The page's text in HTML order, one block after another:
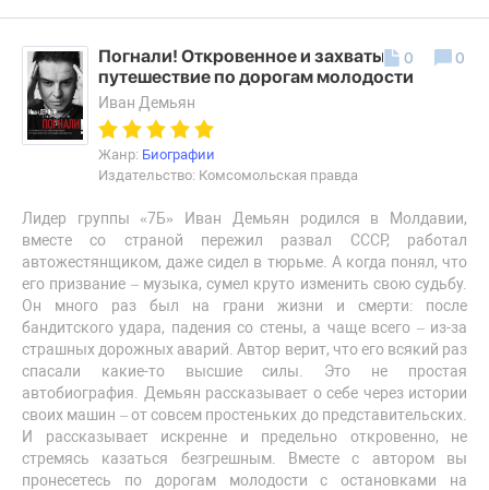
Погнали! Откровенное и захватывающее
путешествие по дорогам молодости
Иван Демьян
Жанр: Биографии
Издательство: Комсомольская правда
Лидер группы «7Б» Иван Демьян родился в Молдавии,
вместе со страной пережил развал СССР, работал
автожестянщиком, даже сидел в тюрьме. А когда понял, что
его призвание – музыка, сумел круто изменить свою судьбу.
Он много раз был на грани жизни и смерти: после
бандитского удара, падения со стены, а чаще всего – из-за
страшных дорожных аварий. Автор верит, что его всякий раз
спасали какие-то высшие силы. Это не простая
автобиография. Демьян рассказывает о себе через истории
своих машин – от совсем простеньких до представительских.
И рассказывает искренне и предельно откровенно, не
стремясь казаться безгрешным. Вместе с автором вы
пронесетесь по дорогам молодости с остановками на
0 0